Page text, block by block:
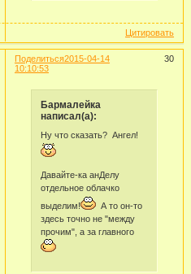
Цитировать
Поделиться 30
2015-04-14
10:10:53
Бармалейка
написал(а):
Ну что сказать? Ангел!
Давайте-ка анДелу
отдельное облачко
выделим!
А то он-то
здесь точно не "между
прочим", а за главного